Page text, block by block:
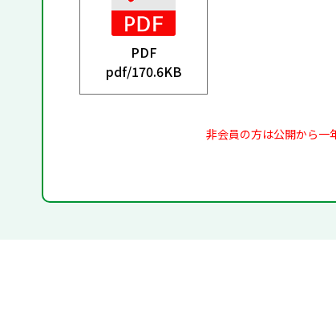
PDF
pdf/170.6KB
非会員の方は公開から一